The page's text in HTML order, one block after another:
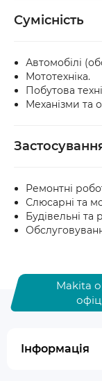
Сумісність
Автомобілі
Мототехніка.
Побутова
Механізми та
Ремонтні
Слюсарні та
Будівельні та
Makita
Інформація